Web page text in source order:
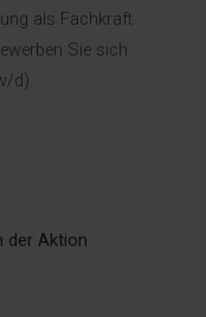
als Fachkraft
Sie sich
d).
der Aktion